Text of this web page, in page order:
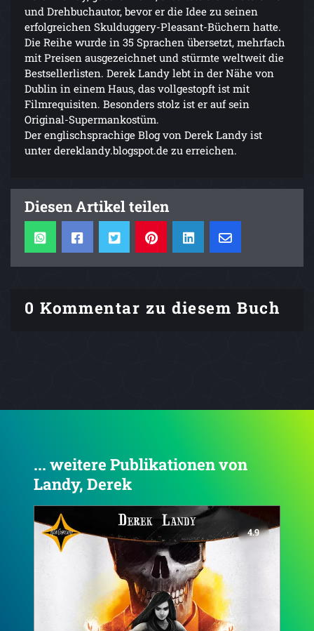
und Drehbuchautor, bevor er die Idee zu seinen
erfolgreichen Skulduggery-Pleasant-Büchern hatte.
Die Reihe wurde in 35 Sprachen übersetzt, mehrfach
mit Preisen ausgezeichnet und stürmte weltweit die
Bestsellerlisten. Derek Landy lebt in der Nähe von
Dublin in einem Haus, das vollgestopft ist mit
Filmrequisiten. Besonders stolz ist er auf sein
Original-Supermankostüm.
Der englischsprachige Blog von Derek Landy ist
unter dereklandy.blogspot.de zu erreichen.
Diesen Artikel teilen
0 Kommentar zu diesem Buch
... weitere Publikationen von
Landy, Derek
4.8